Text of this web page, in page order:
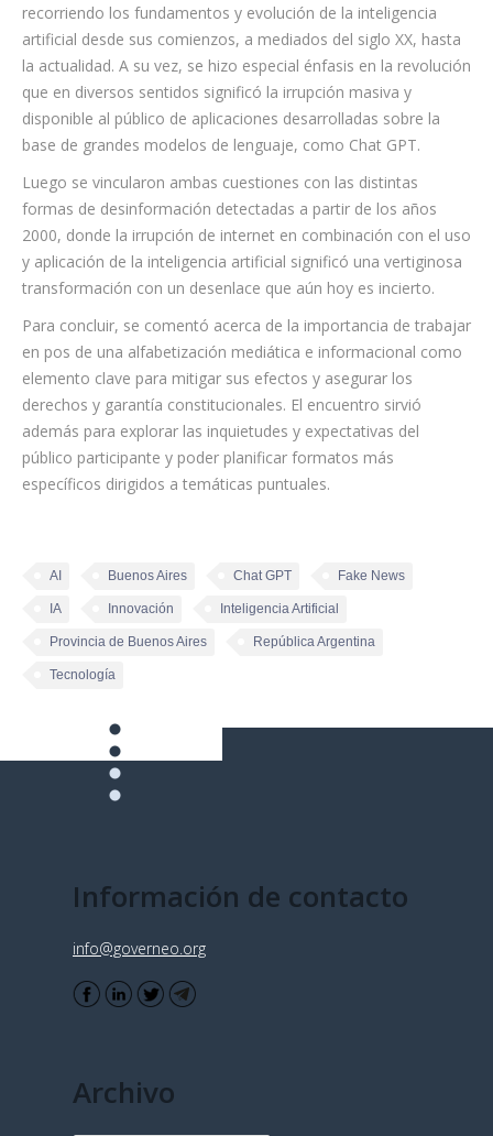
recorriendo los fundamentos y evolución de la inteligencia
artificial desde sus comienzos, a mediados del siglo XX, hasta
la actualidad. A su vez, se hizo especial énfasis en la revolución
que en diversos sentidos significó la irrupción masiva y
disponible al público de aplicaciones desarrolladas sobre la
base de grandes modelos de lenguaje, como Chat GPT.
Luego se vincularon ambas cuestiones con las distintas
formas de desinformación detectadas a partir de los años
2000, donde la irrupción de internet en combinación con el uso
y aplicación de la inteligencia artificial significó una vertiginosa
transformación con un desenlace que aún hoy es incierto.
Para concluir, se comentó acerca de la importancia de trabajar
en pos de una alfabetización mediática e informacional como
elemento clave para mitigar sus efectos y asegurar los
derechos y garantía constitucionales. El encuentro sirvió
además para explorar las inquietudes y expectativas del
público participante y poder planificar formatos más
específicos dirigidos a temáticas puntuales.
AI Buenos Aires Chat GPT Fake News
IA Innovación Inteligencia Artificial
Provincia de Buenos Aires República Argentina
Tecnología
Información de contacto
info@governeo.org
Archivo